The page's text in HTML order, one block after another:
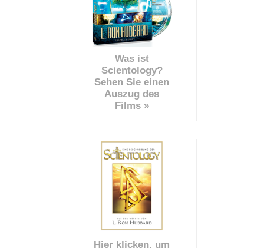
Was ist
Scientology?
Sehen Sie einen
Auszug des
Films »
Hier klicken, um